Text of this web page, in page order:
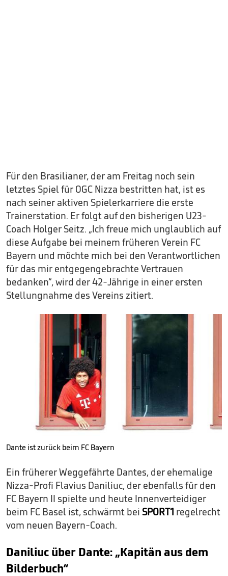
Für den Brasilianer, der am Freitag noch sein
letztes Spiel für OGC Nizza bestritten hat, ist es
nach seiner aktiven Spielerkarriere die erste
Trainerstation. Er folgt auf den bisherigen U23-
Coach Holger Seitz. „Ich freue mich unglaublich auf
diese Aufgabe bei meinem früheren Verein FC
Bayern und möchte mich bei den Verantwortlichen
für das mir entgegengebrachte Vertrauen
bedanken“, wird der 42-Jährige in einer ersten
Stellungnahme des Vereins zitiert.
Dante ist zurück beim FC Bayern
Ein früherer Weggefährte Dantes, der ehemalige
Nizza-Profi Flavius Daniliuc, der ebenfalls für den
FC Bayern II spielte und heute Innenverteidiger
beim FC Basel ist, schwärmt bei SPORT1 regelrecht
vom neuen Bayern-Coach.
Daniliuc über Dante: „Kapitän aus dem
Bilderbuch“